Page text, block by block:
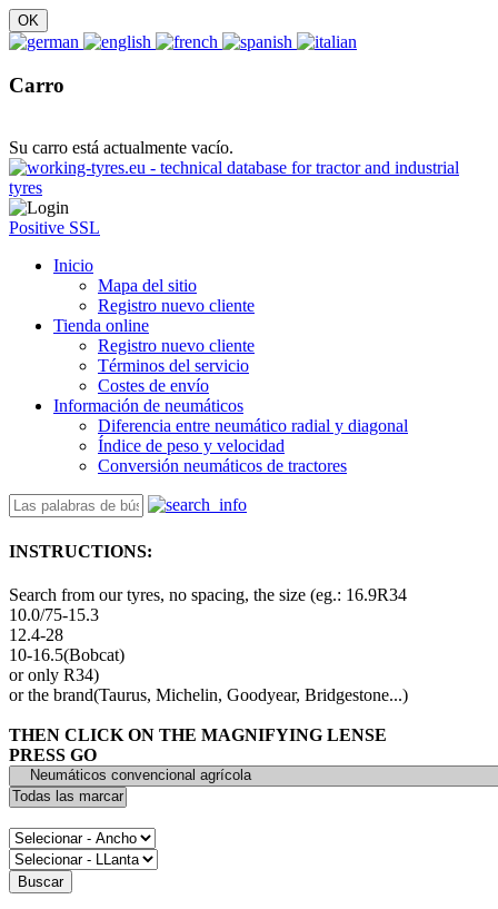
Carro
Su carro está actualmente vacío.
Positive SSL
Inicio
Mapa del sitio
Registro nuevo cliente
Tienda online
Registro nuevo cliente
Términos del servicio
Costes de envío
Información de neumáticos
Diferencia entre neumático radial y diagonal
Índice de peso y velocidad
Conversión neumáticos de tractores
INSTRUCTIONS:
Search from our tyres, no spacing, the size (eg.: 16.9R34
10.0/75-15.3
12.4-28
10-16.5(Bobcat)
or only R34)
or the brand(Taurus, Michelin, Goodyear, Bridgestone...)
THEN CLICK ON THE MAGNIFYING LENSE
PRESS GO